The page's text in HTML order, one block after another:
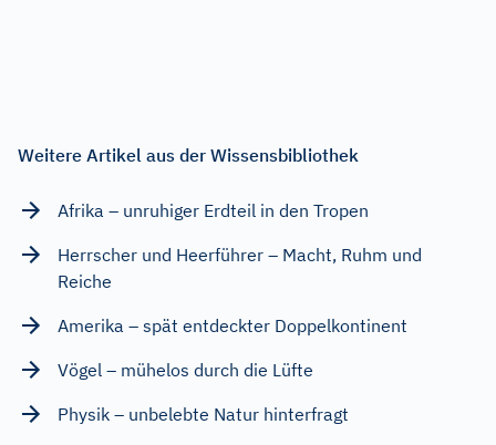
Weitere Artikel aus der Wissensbibliothek
Afrika – unruhiger Erdteil in den Tropen
Herrscher und Heerführer – Macht, Ruhm und
Reiche
Amerika – spät entdeckter Doppelkontinent
Vögel – mühelos durch die Lüfte
Physik – unbelebte Natur hinterfragt